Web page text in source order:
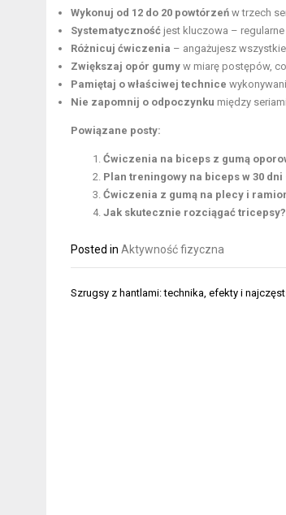
Wykonuj od 12 do 20 powtórzeń w trzech
Systematyczność jest kluczowa –
Różnicuj ćwiczenia – angażujesz
Zwiększaj opór gumy w miarę postępów,
Pamiętaj o właściwej technice
Nie zapomnij o odpoczynku między
Powiązane posty:
Ćwiczenia na biceps z gumą
Plan treningowy na biceps w 30
Ćwiczenia z gumą na plecy i
Jak skutecznie rozciągać
Posted in Aktywność fizyczna
Nawigacja
Szrugsy z hantlami: technika, efekty i